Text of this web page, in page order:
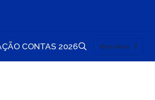
CONTAS 2026 Main Menu